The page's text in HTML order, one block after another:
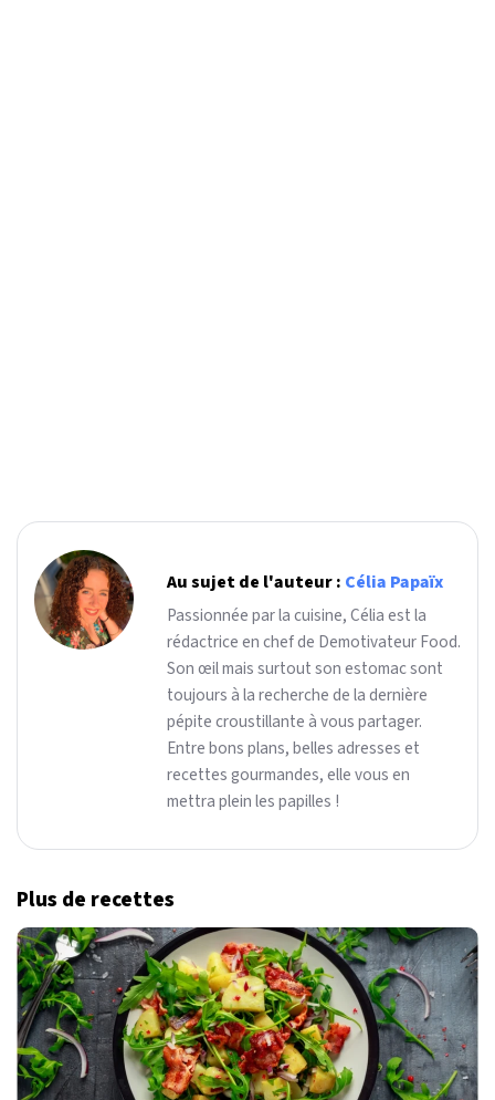
Au sujet de l'auteur : Célia Papaïx
Passionnée par la cuisine, Célia est la
rédactrice en chef de Demotivateur Food.
Son œil mais surtout son estomac sont
toujours à la recherche de la dernière
pépite croustillante à vous partager.
Entre bons plans, belles adresses et
recettes gourmandes, elle vous en
mettra plein les papilles !
Plus de recettes